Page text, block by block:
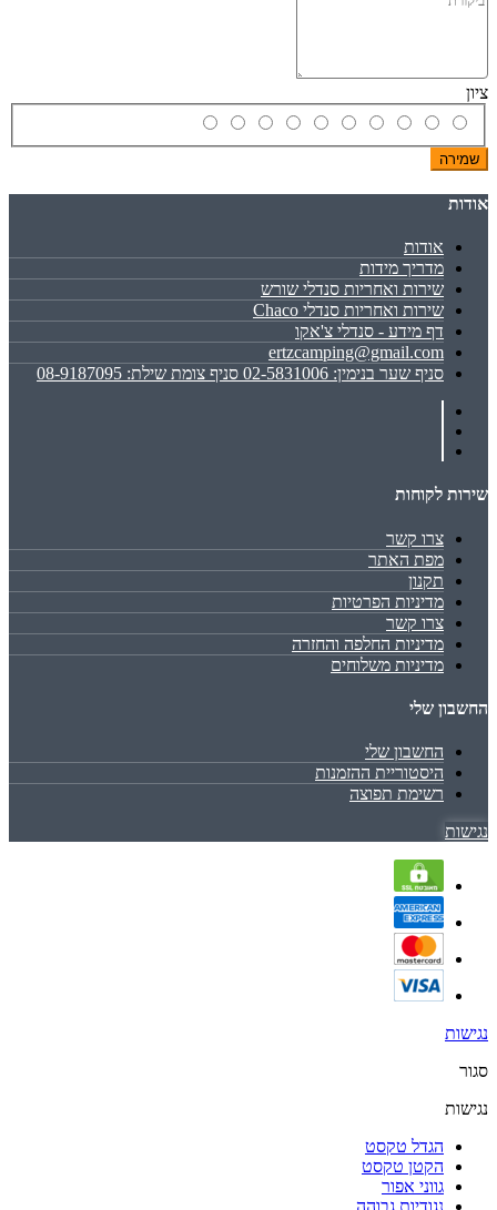
ציון
שמירה
אודות
אודות
מדריך מידות
שירות ואחריות סנדלי שורש
שירות ואחריות סנדלי Chaco
דף מידע - סנדלי צ'אקו
ertzcamping@gmail.com
סניף שער בנימין: 02-5831006 סניף צומת שילת: 08-9187095
שירות לקוחות
צרו קשר
מפת האתר
תקנון
מדיניות הפרטיות
צרו קשר
מדיניות החלפה והחזרה
מדיניות משלוחים
החשבון שלי
החשבון שלי
היסטוריית ההזמנות
רשימת תפוצה
נגישות
נגישות
סגור
נגישות
הגדל טקסט
הקטן טקסט
גווני אפור